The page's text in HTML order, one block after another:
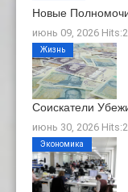
Новые
июнь 09, 2026
Соискатели
июнь 30, 2026
Жизнь
Экономика